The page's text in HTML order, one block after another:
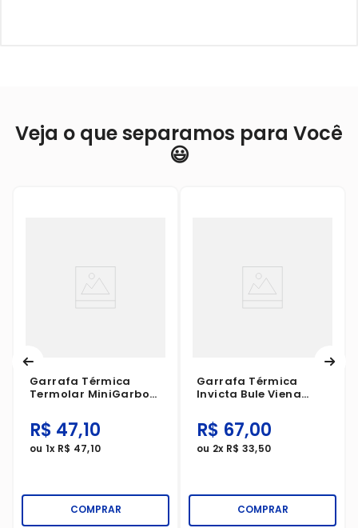
Veja o que separamos para Você
😃
Garrafa Térmica
Termolar MiniGarbo
R$ 47,10
ou 1x R$ 47,10
COMPRAR
Garrafa Térmica
Invicta Bule Viena
R$ 67,00
ou 2x R$ 33,50
COMPRAR